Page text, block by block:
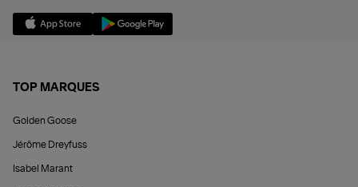
TOP MARQUES
Golden Goose
Jérôme Dreyfuss
Isabel Marant